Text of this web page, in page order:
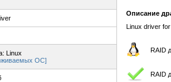
Linux
ОС]
Описание
Linux driver
RAID
RAID